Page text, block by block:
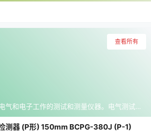
满年提供各种适用于电气和电子工作的测试和测量仪器。电气测试是用电产品中的一个重要步骤。测试设备将发现以下问题：任何电路或电气设备是否过载查找任何潜在电击风险和火灾危险识别任何有危险的电气作业精密测量至关重要，因为如果存在测量误差，则会导致高昂的成本。通过自信地进行每次测量，制造商可节省时间和金钱，并提高其产品的质量。测量单位可以包括以下：能量 - 焦耳 (J)功率 - 瓦 (W)电量 - 库仑 (C)电动势 - 伏 (V)电场强度 - 伏每米电阻 - 欧姆 (Ω)电导 - 西门子 (S)电容 - 法拉 (F)磁通量 - 韦伯 (Wb)磁通量密度 - 特斯拉 (T)电感 - 亨利 (H)磁场强度 - 安培每米磁通势 - 安培 (A)测试与测量设备用于在各种领域中测量和分析各种组件：电子产品电气研究实验室材料分析制造和颗粒分析
查看所有
测器 (P形) 150mm BCPG-380J (P-1)